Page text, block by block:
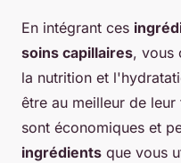
En intégrant ces
soins capillaires, vous
la nutrition et
être au meilleur de
sont économiques et
ingrédients que vous